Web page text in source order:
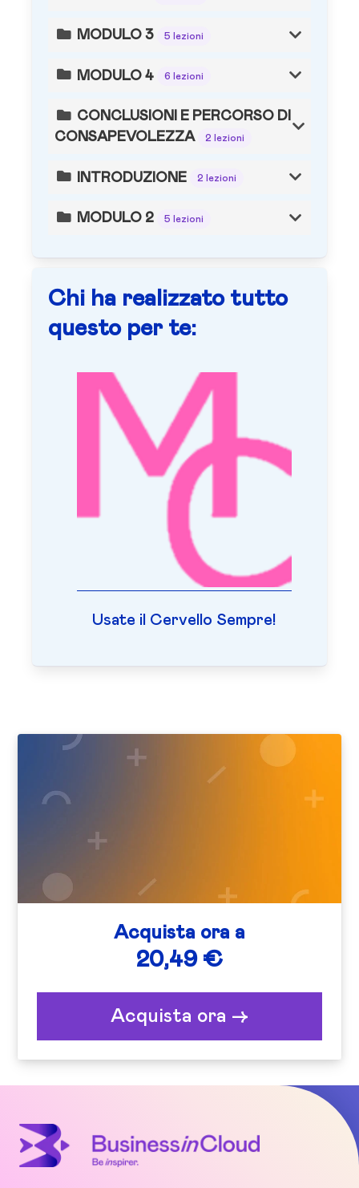
MODULO 3 5 lezioni
MODULO 4 6 lezioni
CONCLUSIONI E PERCORSO DI
CONSAPEVOLEZZA
2 lezioni
INTRODUZIONE 2 lezioni
MODULO 2 5 lezioni
Chi ha realizzato tutto
questo per te:
Usate il Cervello Sempre!
Acquista ora a
20,49 €
Acquista ora ->